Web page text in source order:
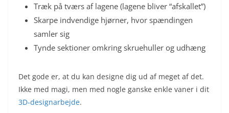
Træk på tværs af lagene (lagene bliver “afskallet”)
Skarpe indvendige hjørner, hvor spændingen
samler sig
Tynde sektioner omkring skruehuller og udhæng
Det gode er, at du kan designe dig ud af meget af det.
Ikke med magi, men med nogle ganske enkle vaner i dit
3D-designarbejde.